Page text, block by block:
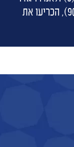
(29), לצד שער מאוחר של ג'ואל זוורטס (90), הכריעו את